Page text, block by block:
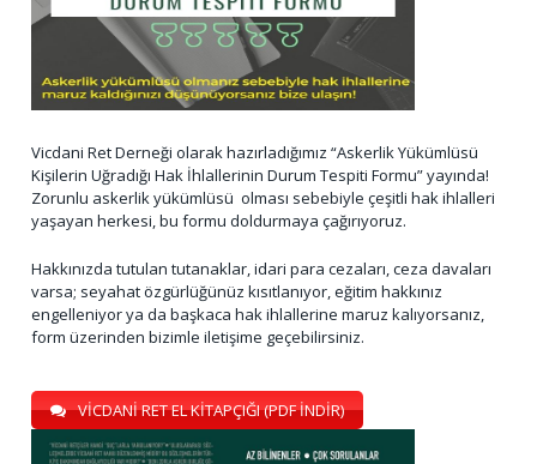
Vicdani Ret Derneği olarak hazırladığımız “Askerlik Yükümlüsü
Kişilerin Uğradığı Hak İhlallerinin Durum Tespiti Formu” yayında!
Zorunlu askerlik yükümlüsü olması sebebiyle çeşitli hak ihlalleri
yaşayan herkesi, bu formu doldurmaya çağırıyoruz.
Hakkınızda tutulan tutanaklar, idari para cezaları, ceza davaları
varsa; seyahat özgürlüğünüz kısıtlanıyor, eğitim hakkınız
engelleniyor ya da başkaca hak ihlallerine maruz kalıyorsanız,
form üzerinden bizimle iletişime geçebilirsiniz.
VİCDANİ RET EL KİTAPÇIĞI (PDF İNDİR)